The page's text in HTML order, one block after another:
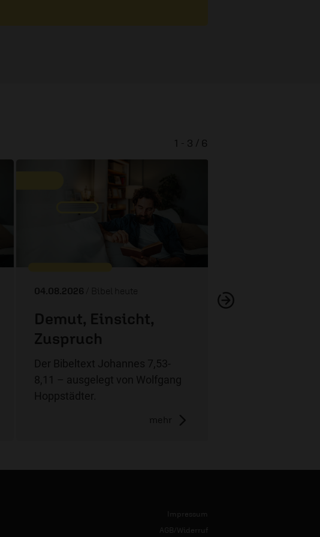
04.08.2026 / Bibel heute
Demut, Einsicht,
Zuspruch
Der Bibeltext Johannes 7,53-
8,11 – ausgelegt von Wolfgang
Hoppstädter.
mehr
1 - 3 / 6
Impressum
AGB/Widerruf